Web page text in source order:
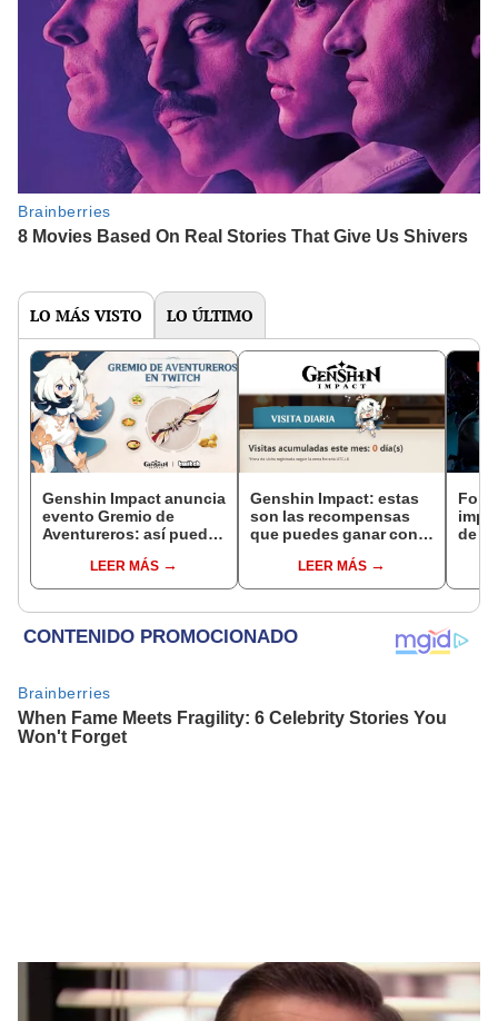
LO MÁS VISTO LO ÚLTIMO
Genshin Impact anuncia
evento Gremio de
Aventureros: así puedes
recompensas
LEER MÁS
Genshin Impact: estas
son las recompensas
que puedes ganar con
LEER MÁS
de